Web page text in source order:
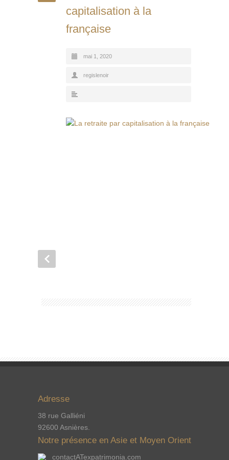
capitalisation à la
française
mai 1, 2020
regislenoir
Adresse
38 rue Galliéni
92600 Asnières.
Notre présence en Asie et Moyen Orient
contactATexpatrimonia.com